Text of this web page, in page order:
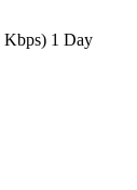
Kbps) 1 Day